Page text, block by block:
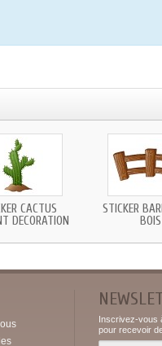
CACTUS
DECORATION
STICKER
BOIS
Inscrivez-vous
pour recevoir